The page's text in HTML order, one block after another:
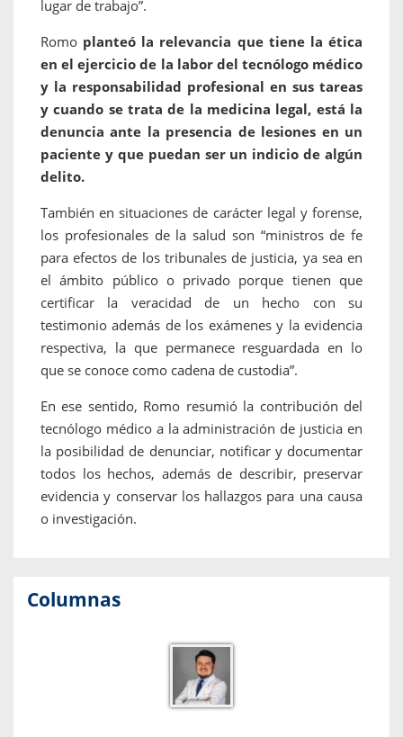
lugar de trabajo”.
Romo planteó la relevancia que tiene la ética
en el ejercicio de la labor del tecnólogo médico
y la responsabilidad profesional en sus tareas
y cuando se trata de la medicina legal, está la
denuncia ante la presencia de lesiones en un
paciente y que puedan ser un indicio de algún
delito.
También en situaciones de carácter legal y forense,
los profesionales de la salud son “ministros de fe
para efectos de los tribunales de justicia, ya sea en
el ámbito público o privado porque tienen que
certificar la veracidad de un hecho con su
testimonio además de los exámenes y la evidencia
respectiva, la que permanece resguardada en lo
que se conoce como cadena de custodia”.
En ese sentido, Romo resumió la contribución del
tecnólogo médico a la administración de justicia en
la posibilidad de denunciar, notificar y documentar
todos los hechos, además de describir, preservar
evidencia y conservar los hallazgos para una causa
o investigación.
Columnas